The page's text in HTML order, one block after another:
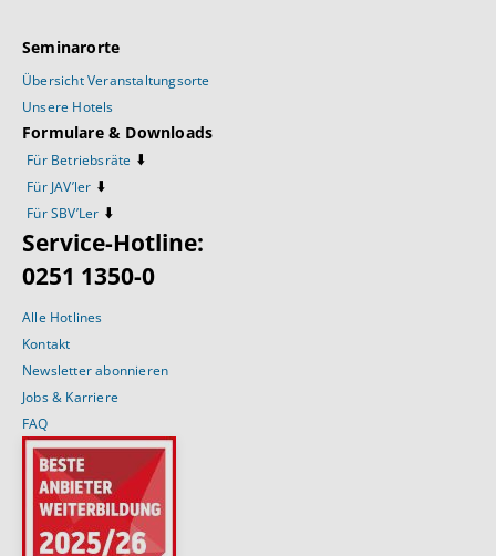
Seminarorte
Übersicht Veranstaltungsorte
Unsere Hotels
Formulare & Downloads
Für Betriebsräte ⬇️
Für JAV’ler ⬇️
Für SBV’Ler ⬇️
Service-Hotline:
0251 1350-0
Alle Hotlines
Kontakt
Newsletter abonnieren
Jobs & Karriere
FAQ